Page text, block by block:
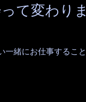
て変わりま
一緒にお仕事すること